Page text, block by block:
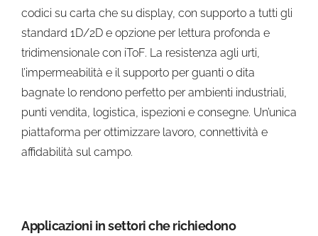
codici su carta che su display, con supporto a tutti gli
standard 1D/2D e opzione per lettura profonda e
tridimensionale con iToF. La resistenza agli urti,
l’impermeabilità e il supporto per guanti o dita
bagnate lo rendono perfetto per ambienti industriali,
punti vendita, logistica, ispezioni e consegne. Un’unica
piattaforma per ottimizzare lavoro, connettività e
affidabilità sul campo.
Applicazioni in settori che richiedono